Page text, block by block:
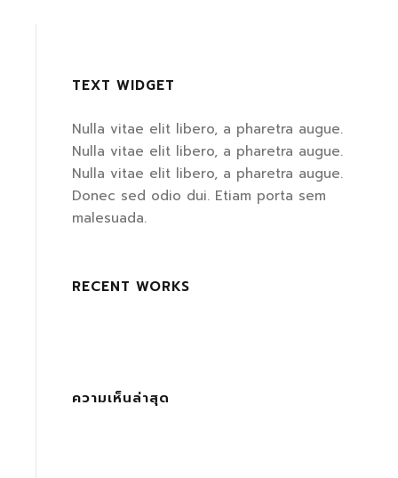
TEXT WIDGET
Nulla vitae elit libero, a pharetra augue.
Nulla vitae elit libero, a pharetra augue.
Nulla vitae elit libero, a pharetra augue.
Donec sed odio dui. Etiam porta sem
malesuada.
RECENT WORKS
ความเห็นล่าสุด